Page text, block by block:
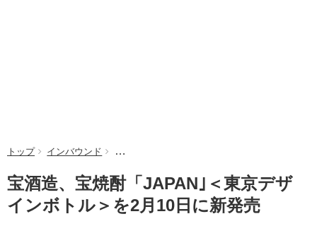
トップ インバウンド 宝酒造、宝焼酎「JAPAN｣＜東京デザインボト
宝酒造、宝焼酎「JAPAN｣＜東京デザ
インボトル＞を2月10日に新発売